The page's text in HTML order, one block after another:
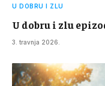
U DOBRU I ZLU
U dobru i zlu
3. travnja 2026.